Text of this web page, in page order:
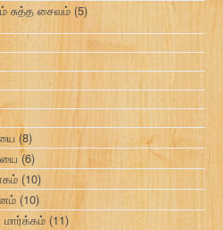
சுத்த சைவம் (5)
(8)
(6)
(10)
(10)
மார்க்கம் (11)